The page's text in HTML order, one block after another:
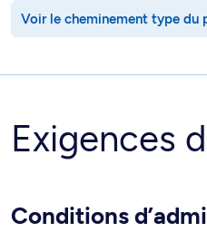
Voir le cheminement type du
Exigences
Conditions